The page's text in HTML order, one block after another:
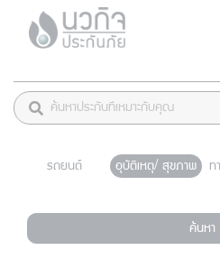
รถยนต์ อุบัติเหตุ/ สุขภาพ ท
ค้นหา